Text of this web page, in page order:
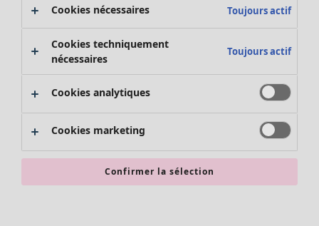
Promos SOLDES
Les promos de Gudrun Sjödén
Nouvel arrivage
Bonnes affaires en soldes - jusqu'à -70
Cookies nécessaires Toujours actif
Cookies techniquement
nécessaires
Toujours actif
Cookies analytiques
Cookies marketing
Confirmer la sélection